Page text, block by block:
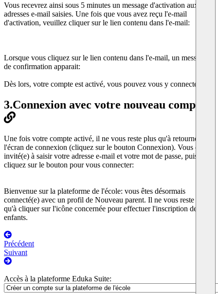
Vous recevrez ainsi sous 5 minutes un message d'activation aux
adresses e-mail saisies. Une fois que vous avez reçu l'e-mail
d'activation, veuillez cliquer sur le lien contenu dans l'e-mail:
Lorsque vous cliquez sur le lien contenu dans l'e-mail, un message
de confirmation apparait:
Dès lors, votre compte est activé, vous pouvez vous y connecter.
3.Connexion avec votre nouveau compte
Une fois votre compte activé, il ne vous reste plus qu'à retourner à
l'écran de connexion (cliquez sur le bouton Connexion). Vous êtes
invité(e) à saisir votre adresse e-mail et votre mot de passe, puis
cliquez sur le bouton pour vous connecter:
Bienvenue sur la plateforme de l'école: vous êtes désormais
connecté(e) avec un profil de Nouveau parent. Il ne vous reste plus
qu'à cliquer sur l'icône concernée pour effectuer l'inscription de vos
enfants.
Précédent
Suivant
Accès à la plateforme Eduka Suite: